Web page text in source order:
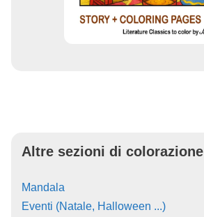
Altre sezioni di colorazione
Mandala
Eventi (Natale, Halloween ...)